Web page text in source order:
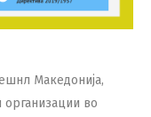
Македонија,
во